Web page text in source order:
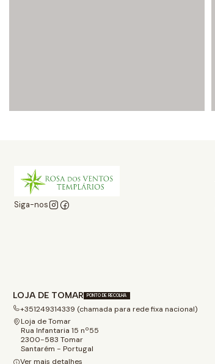
Siga-nos
LOJA DE TOMAR PONTO DE RECOLHA
+351249314339 (chamada para rede fixa nacional)
Loja de Tomar
Rua Infantaria 15 nº55
2300-583 Tomar
Santarém - Portugal
Ver mais detalhes